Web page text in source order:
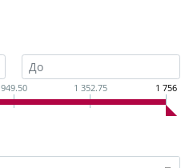
949.50 1 352.75 1 756